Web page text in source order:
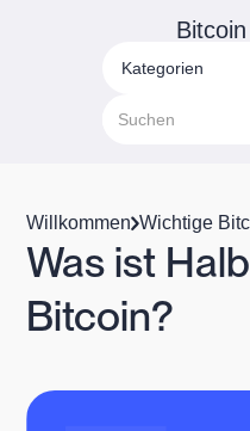
Kategorien
Willkommen Wichtige
Was ist
Bitcoin?